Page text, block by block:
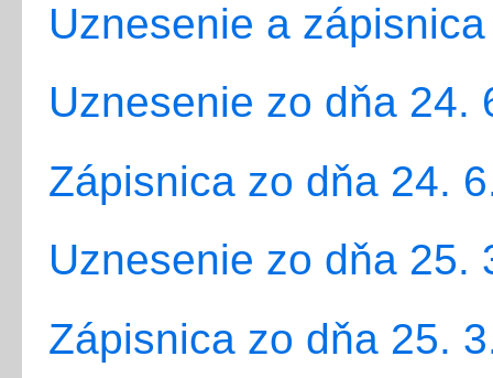
Uznesenie a
Uznesenie zo dňa 24.
Zápisnica zo dňa 24.
Uznesenie zo dňa 25.
Zápisnica zo dňa 25.